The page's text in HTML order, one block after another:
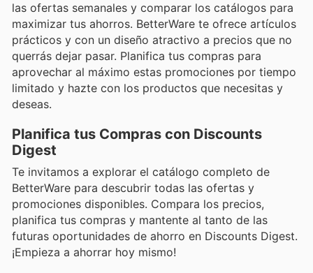
las ofertas semanales y comparar los catálogos para
maximizar tus ahorros. BetterWare te ofrece artículos
prácticos y con un diseño atractivo a precios que no
querrás dejar pasar. Planifica tus compras para
aprovechar al máximo estas promociones por tiempo
limitado y hazte con los productos que necesitas y
deseas.
Planifica tus Compras con Discounts
Digest
Te invitamos a explorar el catálogo completo de
BetterWare para descubrir todas las ofertas y
promociones disponibles. Compara los precios,
planifica tus compras y mantente al tanto de las
futuras oportunidades de ahorro en Discounts Digest.
¡Empieza a ahorrar hoy mismo!